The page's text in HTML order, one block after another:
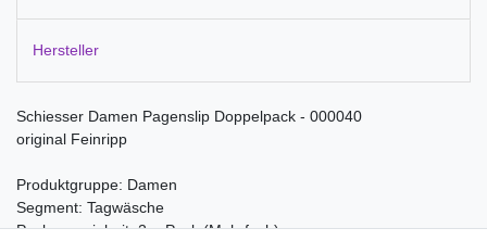
Hersteller
Schiesser Damen Pagenslip Doppelpack - 000040
original Feinripp
Produktgruppe: Damen
Segment: Tagwäsche
Packungseinheit: 2er Pack (Mehrfach)